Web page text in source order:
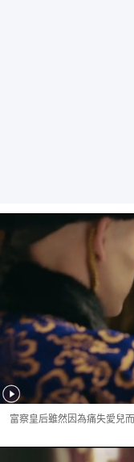
富察皇后雖然因為痛失愛兒